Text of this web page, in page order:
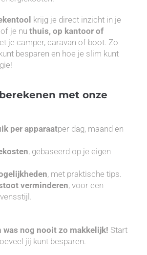
krijg je direct inzicht in je
je nu thuis, op kantoor of
je camper, caravan of boot. Zo
besparen en hoe je slim kunt
met onze
per apparaatper dag, maand en
, gebaseerd op je eigen
, met praktische tips.
verminderen, voor een
was nog nooit zo makkelijk! Start
jij kunt besparen.